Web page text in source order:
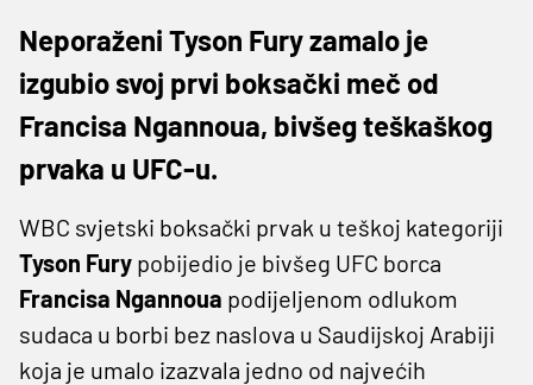
Neporaženi Tyson Fury zamalo je
izgubio svoj prvi boksački meč od
Francisa Ngannoua, bivšeg teškaškog
prvaka u UFC-u.
WBC svjetski boksački prvak u teškoj kategoriji
Tyson Fury pobijedio je bivšeg UFC borca
Francisa Ngannoua podijeljenom odlukom
sudaca u borbi bez naslova u Saudijskoj Arabiji
koja je umalo izazvala jedno od najvećih